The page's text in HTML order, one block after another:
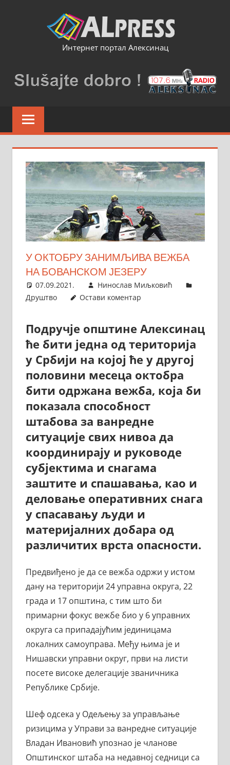
Интернет портал Алексинац
У ОКТОБРУ ЗАНИМЉИВА ВЕЖБА
НА БОВАНСКОМ ЈЕЗЕРУ
07.09.2021.
Нинослав Миљковић
Друштво
Остави коментар
Подручје општине Алексинац
ће бити једна од територија
у Србији на којој ће у другој
половини месеца октобра
бити одржана вежба, која би
показала способност
штабова за ванредне
ситуације свих нивоа да
координирају и руководе
субјектима и снагама
заштите и спашавања, као и
деловање оперативних снага
у спасавању људи и
материјалних добара од
различитих врста опасности.
Предвиђено је да се вежба одржи у истом
дану на територији 24 управна округа, 22
града и 17 општина, с тим што би
примарни фокус вежбе био у 6 управних
округа са припадајућим јединицама
локалних самоуправа. Међу њима је и
Нишавски управни округ, први на листи
посете високе делегације званичника
Републике Србије.
Шеф одсека у Одељењу за управљање
ризицима у Управи за ванредне ситуације
Владан Ивановић упознао је чланове
Општинског штаба на недавној седници са